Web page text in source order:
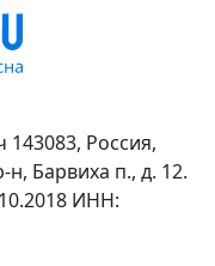
Россия,
Барвиха п., д. 12.
ИНН: